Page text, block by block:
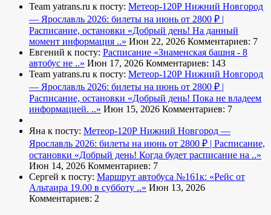
Team yatrans.ru к посту: Метеор-120Р Нижний Новгород
— Ярославль 2026: билеты на июнь от 2800 ₽ |
Расписание, остановки «Добрый день! На данный
момент информация ..» Июн 22, 2026 Комментариев: 7
Евгений к посту: Расписание «Знаменская башня - 8
автобус не ..» Июн 17, 2026 Комментариев: 143
Team yatrans.ru к посту: Метеор-120Р Нижний Новгород
— Ярославль 2026: билеты на июнь от 2800 ₽ |
Расписание, остановки «Добрый день! Пока не владеем
информацией. ..» Июн 15, 2026 Комментариев: 7
Яна к посту: Метеор-120Р Нижний Новгород —
Ярославль 2026: билеты на июнь от 2800 ₽ | Расписание,
остановки «Добрый день! Когда будет расписание на ..»
Июн 14, 2026 Комментариев: 7
Сергей к посту: Маршрут автобуса №161к: «Рейс от
Альтаира 19.00 в субботу ..» Июн 13, 2026
Комментариев: 2